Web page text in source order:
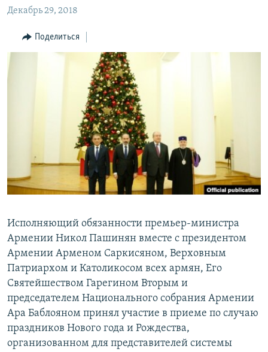
НАГОРНЫЙ КАРАБАХ
КУЛЬТУРА
Русский
Все сайты Радио Азатутюн
Декабрь 29, 2018
Поделиться
Исполняющий обязанности премьер-министра
Армении Никол Пашинян вместе с президентом
Армении Арменом Саркисяном, Верховным
Патриархом и Католикосом всех армян, Его
Святейшеством Гарегином Вторым и
председателем Национального собрания Армении
Ара Баблояном принял участие в приеме по случаю
праздников Нового года и Рождества,
организованном для представителей системы